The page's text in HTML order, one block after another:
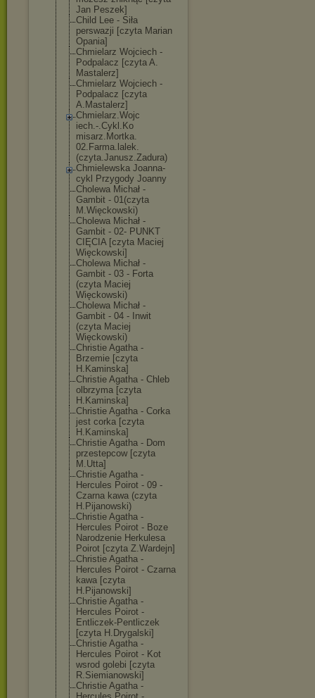
Jan Peszek]
Child Lee - Siła
perswazji [czyta Marian
Opania]
Chmielarz Wojciech -
Podpalacz [czyta A.
Mastalerz]
Chmielarz Wojciech -
Podpalacz [czyta
A.Mastalerz]
Chmielarz.Wojc
iech.-.Cykl.Ko
misarz.Mortka.
02.Farma.lalek.
(czyta.Janusz.Zadura)
Chmielewska Joanna-
cykl Przygody Joanny
Cholewa Michał -
Gambit - 01(czyta
M.Więckowski)
Cholewa Michał -
Gambit - 02- PUNKT
CIĘCIA [czyta Maciej
Więckowski]
Cholewa Michał -
Gambit - 03 - Forta
(czyta Maciej
Więckowski)
Cholewa Michał -
Gambit - 04 - Inwit
(czyta Maciej
Więckowski)
Christie Agatha -
Brzemie [czyta
H.Kaminska]
Christie Agatha - Chleb
olbrzyma [czyta
H.Kaminska]
Christie Agatha - Corka
jest corka [czyta
H.Kaminska]
Christie Agatha - Dom
przestepcow [czyta
M.Utta]
Christie Agatha -
Hercules Poirot - 09 -
Czarna kawa (czyta
H.Pijanowski)
Christie Agatha -
Hercules Poirot - Boze
Narodzenie Herkulesa
Poirot [czyta Z.Wardejn]
Christie Agatha -
Hercules Poirot - Czarna
kawa [czyta
H.Pijanowski]
Christie Agatha -
Hercules Poirot -
Entliczek-Pent liczek
[czyta H.Drygalski]
Christie Agatha -
Hercules Poirot - Kot
wsrod golebi [czyta
R.Siemianowski]
Christie Agatha -